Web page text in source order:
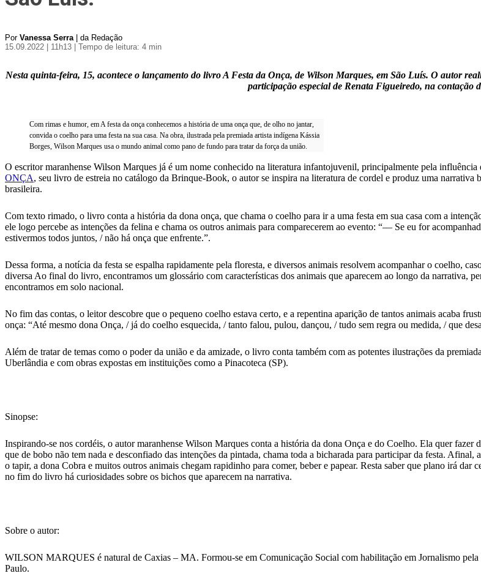
Por Vanessa Serra| da Redação
15.09.2022 | 11h13
| Tempo de leitura: 4 min
Nesta quinta-feira, 15, acontece o lançamento do livro A Festa da Onça, de Wilson Marques, em São Luís. O autor
participação especial de Renata Figueiredo, na contação
Com rimas e humor, em A festa da onça conhecemos a história de uma onça que, de olho no jantar,
convida o coelho para uma festa na sua casa. Na obra, ilustrada pela premiada artista indígena Kássia
Borges, Wilson Marques usa o mundo animal como pano de fundo para tratar da força da união.
O escritor maranhense Wilson Marques já é um nome conhecido na literatura infantojuvenil, principalmente pela influência
ONÇA, seu livro de estreia no catálogo da Brinque-Book, o autor se inspira na literatura de cordel e produz uma narrativa
brasileira.
Com texto rimado, o livro conta a história da dona onça, que chama o coelho para ir a uma festa em sua casa com a
ele logo percebe as intenções da felina e chama os outros animais para comparecerem ao evento: “— Se eu for
estivermos todos juntos, / não há onça que enfrente.”.
Dessa forma, a notícia da festa se espalha rapidamente pela floresta, e diversos animais resolvem acompanhar o coelho,
diversa Ao final do livro, encontramos um glossário com características dos animais que aparecem ao longo da narrativa,
encontramos em solo nacional.
No fim das contas, o leitor descobre que o pequeno coelho estava certo, e a repentina aparição de tantos animais acaba
onça: “Até mesmo dona Onça, / já do coelho esquecida, / tanto falou, pulou, dançou, / tudo sem regra ou medida, / que
Além de tratar de temas como o poder da união e da amizade, o livro conta também com as potentes ilustrações da
Uberlândia e com obras expostas em instituições como a Pinacoteca (SP).
Sinopse:
Inspirando-se nos cordéis, o autor maranhense Wilson Marques conta a história da dona Onça e do Coelho. Ela quer fazer
que de bobo não tem nada e desconfiado das intenções da pintada, chama toda a bicharada para participar da festa.
o tapir, a dona Cobra e muitos outros animais chegam rapidinho para comer, beber e papear. Resta saber que plano irá
no fim do livro há curiosidades sobre os bichos que aparecem na narrativa.
Sobre o autor:
WILSON MARQUES é natural de Caxias – MA. Formou-se em Comunicação Social com habilitação em Jornalismo
Paulo.